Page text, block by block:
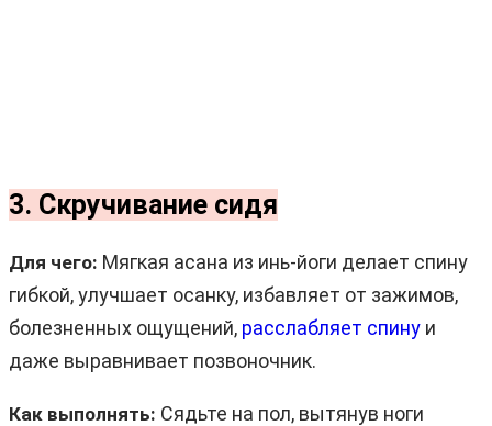
3. Скручивание сидя
Для чего: Мягкая асана из инь-йоги делает спину
гибкой, улучшает осанку, избавляет от зажимов,
болезненных ощущений, расслабляет спину и
даже выравнивает позвоночник.
Как выполнять: Сядьте на пол, вытянув ноги